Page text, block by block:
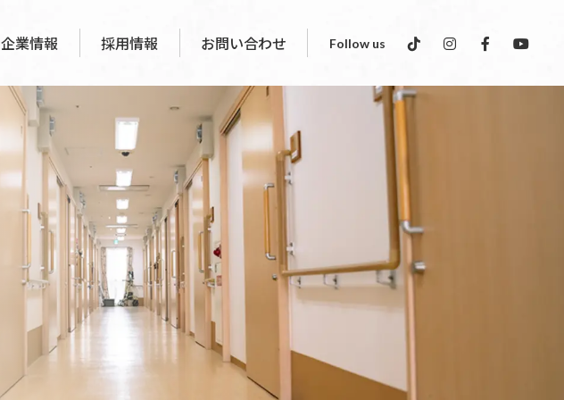
障がい・福祉サービス インディバサロン運営
企業情報
スタッフインタビュー
採用情報 お問い合わせ Follow us